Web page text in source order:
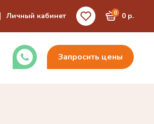
Личный кабинет 0 0 р.
Запросить цены